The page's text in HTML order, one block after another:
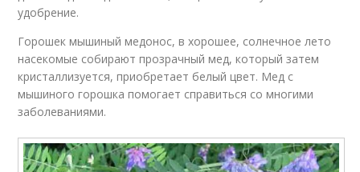
удобрение.
Горошек мышиный медонос, в хорошее, солнечное лето
насекомые собирают прозрачный мед, который затем
кристаллизуется, приобретает белый цвет. Мед с
мышиного горошка помогает справиться со многими
заболеваниями.